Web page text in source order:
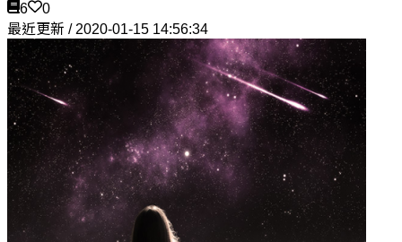
6
0
最近更新 / 2020-01-15 14:56:34